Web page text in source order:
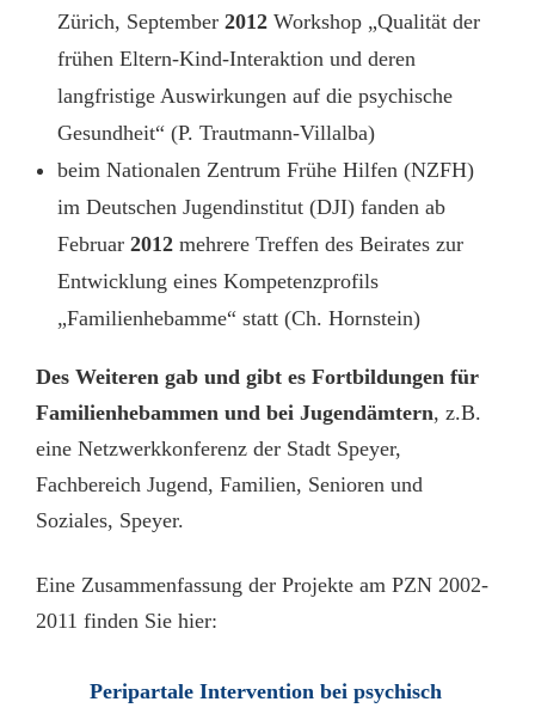
Zürich, September 2012 Workshop „Qualität der
frühen Eltern-Kind-Interaktion und deren
langfristige Auswirkungen auf die psychische
Gesundheit“ (P. Trautmann-Villalba)
beim Nationalen Zentrum Frühe Hilfen (NZFH)
im Deutschen Jugendinstitut (DJI) fanden ab
Februar 2012 mehrere Treffen des Beirates zur
Entwicklung eines Kompetenzprofils
„Familienhebamme“ statt (Ch. Hornstein)
Des Weiteren gab und gibt es Fortbildungen für
Familienhebammen und bei Jugendämtern, z.B.
eine Netzwerkkonferenz der Stadt Speyer,
Fachbereich Jugend, Familien, Senioren und
Soziales, Speyer.
Eine Zusammenfassung der Projekte am PZN 2002-
2011 finden Sie hier:
Peripartale Intervention bei psychisch